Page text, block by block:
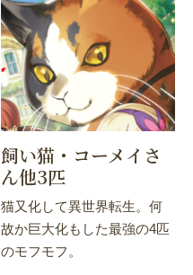
飼い猫・コーメイさ
ん他3匹
猫又化して異世界転生。何
故か巨大化もした最強の4匹
のモフモフ。